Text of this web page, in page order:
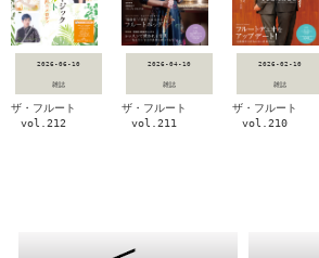
2026-06-10
雑誌
ザ・フルート
vol.212
2026-04-10
雑誌
ザ・フルート
vol.211
2026-02-10
雑誌
ザ・フルート
vol.210